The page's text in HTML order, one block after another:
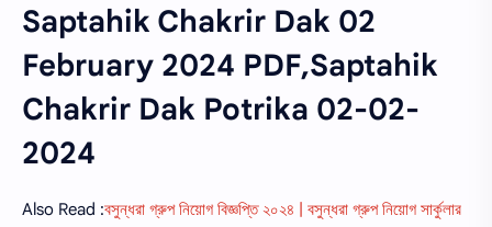
Saptahik Chakrir Dak 02
February 2024 PDF,Saptahik
Chakrir Dak Potrika 02-02-
2024
Also Read :বসুন্ধরা গ্রুপ নিয়োগ বিজ্ঞপ্তি ২০২৪ | বসুন্ধরা গ্রুপ নিয়োগ সার্কুলার